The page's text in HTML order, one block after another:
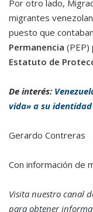
Por otro lado,
migrantes
puesto que
Permanencia (PEP)
Estatuto de
De interés:
vida» a su identidad
Gerardo Contreras
Con información de
Visita nuestro canal
para obtener